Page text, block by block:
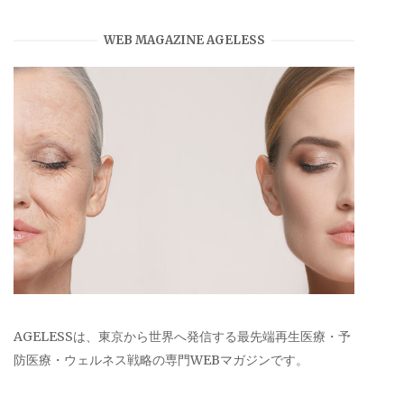
WEB MAGAZINE AGELESS
AGELESSは、東京から世界へ発信する最先端再生医療・予
防医療・ウェルネス戦略の専門WEBマガジンです。